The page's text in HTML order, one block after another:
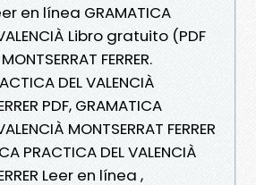
en línea GRAMATICA
Libro gratuito (PDF
FERRER.
DEL VALENCIÀ
PDF, GRAMATICA
MONTSERRAT FERRER
PRACTICA DEL VALENCIÀ
Leer en línea ,